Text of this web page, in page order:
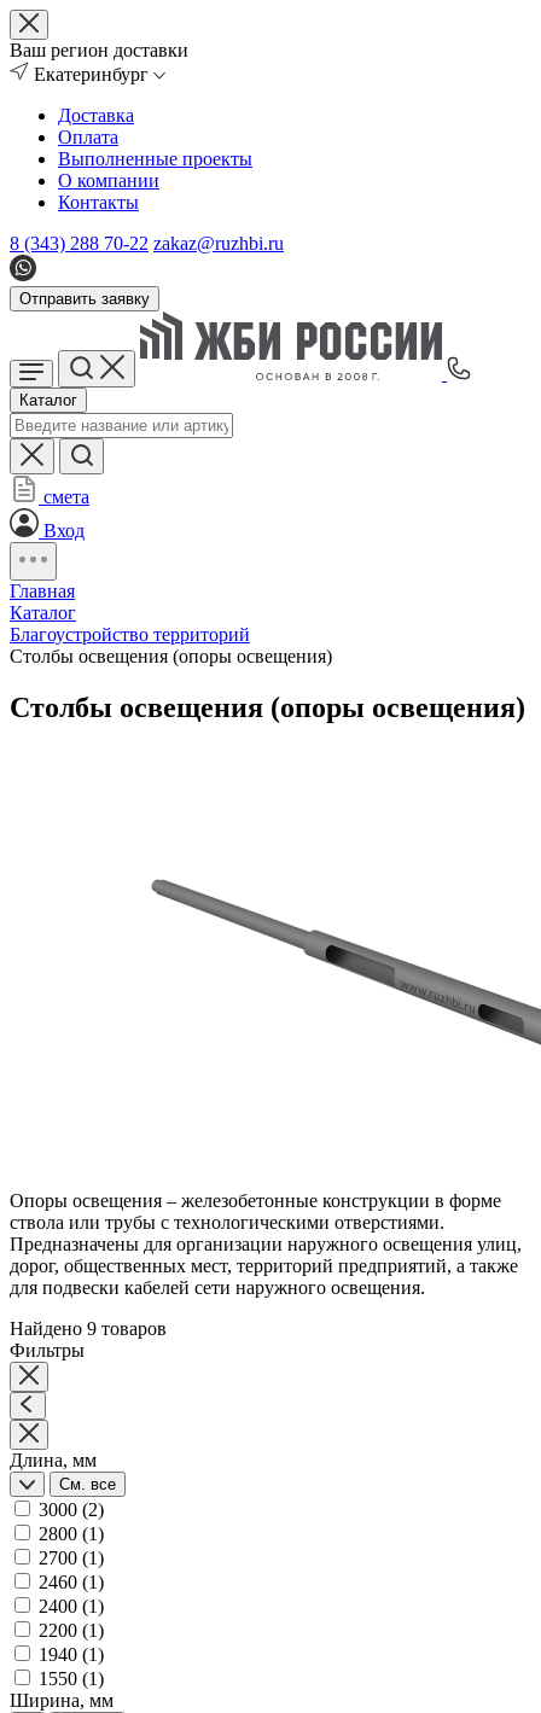
Ваш регион доставки
Екатеринбург
Доставка
Оплата
Выполненные проекты
О компании
Контакты
8 (343) 288 70-22 zakaz@ruzhbi.ru
Отправить заявку
Каталог
смета
Вход
Главная
Каталог
Благоустройство территорий
Столбы освещения (опоры освещения)
Столбы освещения (опоры освещения)
Опоры освещения – железобетонные конструкции в форме
ствола или трубы с технологическими отверстиями.
Предназначены для организации наружного освещения улиц,
дорог, общественных мест, территорий предприятий, а также
для подвески кабелей сети наружного освещения.
Найдено 9 товаров
Фильтры
Длина, мм
См. все
3000 (2)
2800 (1)
2700 (1)
2460 (1)
2400 (1)
2200 (1)
1940 (1)
1550 (1)
Ширина, мм